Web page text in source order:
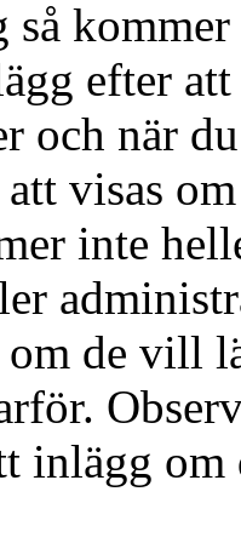
efter
och när
visas
inte
de vill
inlägg om